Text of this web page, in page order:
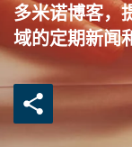
多米诺博客，
域的定期新闻